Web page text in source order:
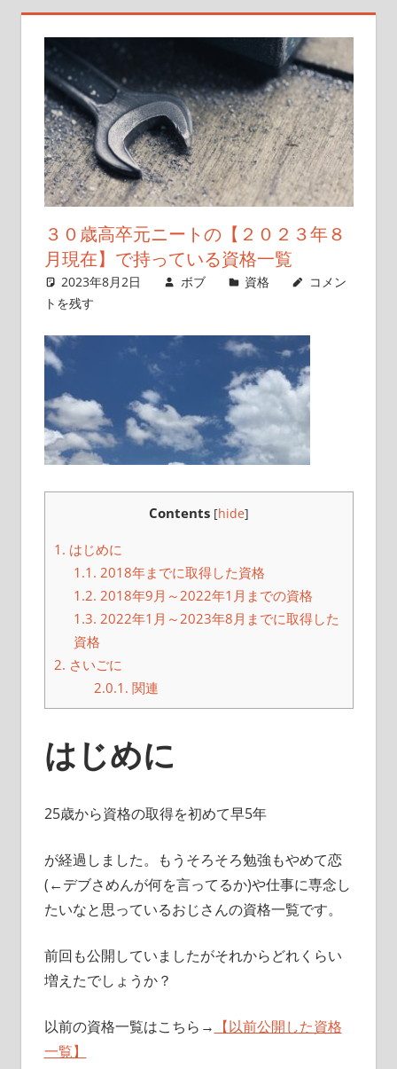
格
３０歳高卒元ニートの【２０２３年８
月現在】で持っている資格一覧
2023年8月2日 ボブ 資格
コメン
トを残す
Contents [hide]
1. はじめに
1.1. 2018年までに取得した資格
1.2. 2018年9月～2022年1月までの資格
1.3. 2022年1月～2023年8月までに取得した
資格
2. さいごに
2.0.1. 関連
はじめに
25歳から資格の取得を初めて早5年
が経過しました。もうそろそろ勉強もやめて恋
(←デブさめんが何を言ってるか)や仕事に専念し
たいなと思っているおじさんの資格一覧です。
前回も公開していましたがそれからどれくらい
増えたでしょうか？
以前の資格一覧はこちら→ 【以前公開した資格
一覧】